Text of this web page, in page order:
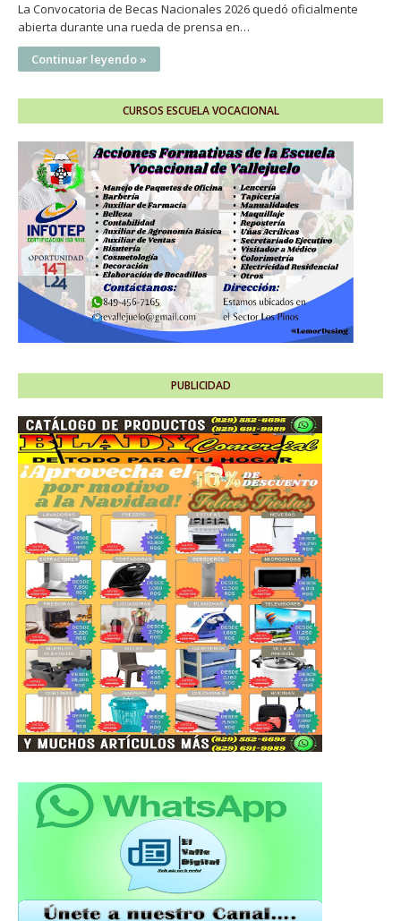
La Convocatoria de Becas Nacionales 2026 quedó oficialmente
abierta durante una rueda de prensa en…
Continuar leyendo »
CURSOS ESCUELA VOCACIONAL
PUBLICIDAD